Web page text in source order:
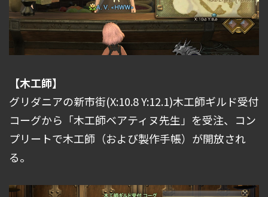
【木工師】
グリダニアの新市街(X:10.8 Y:12.1)木工師ギルド受付
コーグから「木工師ベアティヌ先生」を受注、コン
プリートで木工師（および製作手帳）が開放され
る。